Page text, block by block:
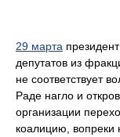
29 марта
депутатов из
не соответствует
Раде нагло и
организации
коалицию, вопреки